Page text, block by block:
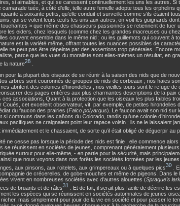
si aimables, et qui se caressent continuellement les uns les autres. Si
camarade tuée, à côté d’elle, telle autre femelle adopte tous les orphelins
à soixante petits, qu’elle conduit et surveille comme s’ils étaient
qui se volent leurs œufs les uns aux autres, on voit les guignards
» que même des chasseurs passionnés se retiennent de tuer
les eiders, chez lesquels (comme chez les grandes macreuses ou
couvent ensemble dans le même nid ; ou les guillemots qui couvent à
est la variété même, offrant toutes les nuances possibles de
ne peut pas être dépeinte par des assertions trop générales. Encore
parce que les vues du moraliste sont elles-mêmes un résultat, en
la nature28
pour la plupart des oiseaux de se réunir à la saison des nids que de
arbres sont couronnés de groupes de nids de corbeaux ; nos haies
abritent des colonies d’hirondelles ; nos vieilles tours sont le refuge de
des pages entières aux plus charmantes descriptions de la paix
ces associations, Quant à la protection que les oiseaux les plus faibles
Coués, cet excellent observateur, vit, par exemple, de petites hirondelles
du faucon des prairies (Falco polyargus). Le faucon avait son nid sur
si communs dans les cañons du Colorado, tandis qu’une colonie
pacifiques ne craignaient point leur rapace voisin ; ils ne le laissaient
immédiatement et le chassaient, de sorte qu’il était obligé de déguerpir au
ne cesse pas lorsque la période des nids est finie ; elle commence
se réunissent en sociétés de jeunes, comprenant généralement
surtout pour elle-même, - en partie pour la sécurité, mais
ainsi que nous voyons dans nos forêts les sociétés formées par les
aux pinsons, aux roitelets, aux grimpereaux ou à quelques pics30 .
de crécerelles, de gobe-mouches et même de pigeons. Dans
vivent en nombreuses sociétés avec d’autres alouettes (Sprague’s lark
de bruants et de râles31
. Et de fait, il serait plus facile de décrire les
les espèces qui se réunissent en sociétés automnales de jeunes
mais simplement pour jouir de la vie en société et pour passer le